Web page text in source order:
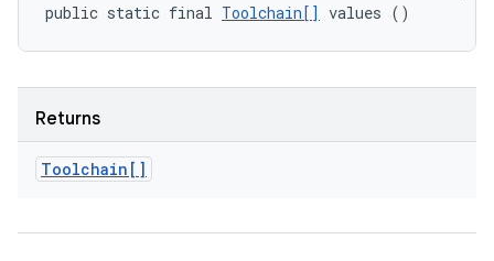
public static final Toolchain[] values ()
Returns
Toolchain[]